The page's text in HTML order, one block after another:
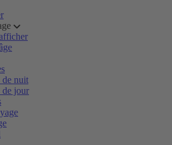
de nuit
de jour